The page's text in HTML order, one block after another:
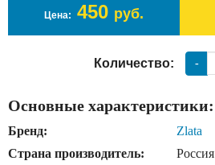
Цена: 450 руб.
Количество: -
Основные характеристики:
Бренд:
Zlata
Страна производитель:
Россия